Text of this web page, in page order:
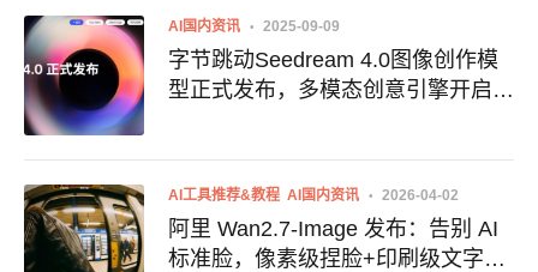
AI国内资讯 2025-09-09
字节跳动Seedream 4.0图像创作模
型正式发布，多模态创意引擎开启视
AI工具推荐&教程 AI国内资讯 2026-04-02
阿里 Wan2.7-Image 发布：告别 AI
标准脸，像素级捏脸+印刷级文字渲